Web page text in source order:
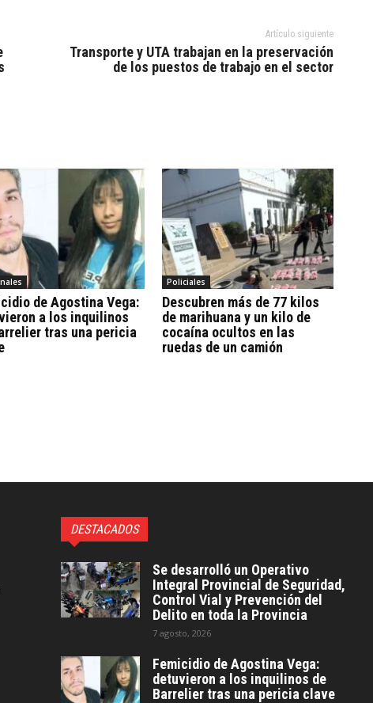
Artículo siguiente
Transporte y UTA trabajan en la preservación
de los puestos de trabajo en el sector
de Agostina Vega:
a los inquilinos
tras una pericia
Policiales
Descubren más de 77 kilos
de marihuana y un kilo de
cocaína ocultos en las
ruedas de un camión
DESTACADOS
Se desarrolló un Operativo
Integral Provincial de Seguridad,
Control Vial y Prevención del
Delito en toda la Provincia
7 agosto, 2026
Femicidio de Agostina Vega:
detuvieron a los inquilinos de
Barrelier tras una pericia clave